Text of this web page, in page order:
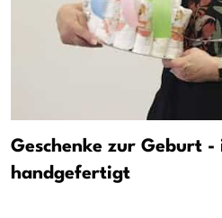
Geschenke zur Geburt
handgefertigt